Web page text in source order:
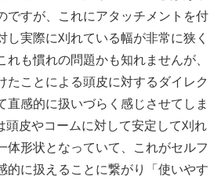
ですが、これにアタッチメントを付
し実際に刈れている幅が非常に狭く
れも慣れの問題かも知れませんが、
たことによる頭皮に対するダイレク
直感的に扱いづらく感じさせてしま
頭皮やコームに対して安定して刈れ
体形状となっていて、これがセルフ
的に扱えることに繋がり「使いやす